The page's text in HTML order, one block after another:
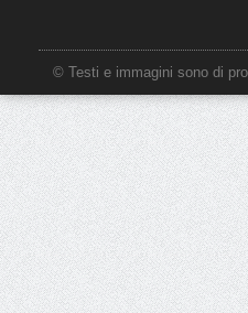
© Testi e immagini sono di